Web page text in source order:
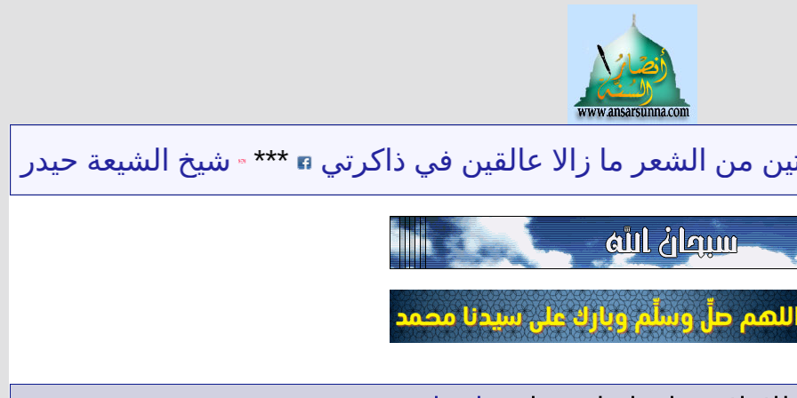
الشعر ما زالا عالقين في ذاكرتي *** شيخ الشيعة حيدر حب